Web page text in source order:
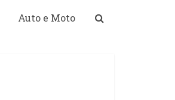
Auto e Moto